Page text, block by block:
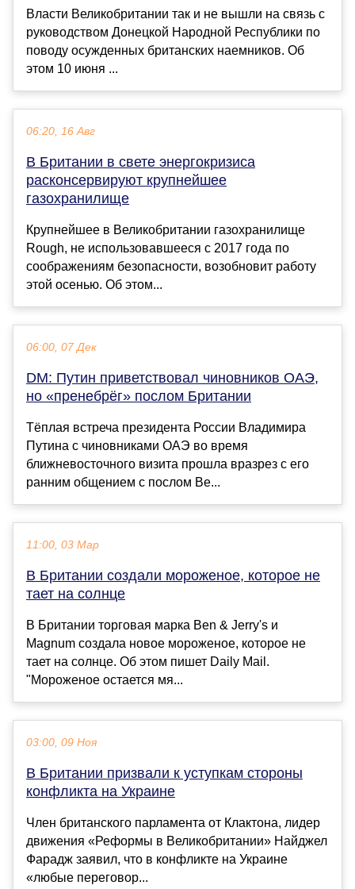
Власти Великобритании так и не вышли на связь с
руководством Донецкой Народной Республики по
поводу осужденных британских наемников. Об
этом 10 июня ...
06:20, 16 Авг
В Британии в свете энергокризиса
расконсервируют крупнейшее
газохранилище
Крупнейшее в Великобритании газохранилище
Rough, не использовавшееся с 2017 года по
соображениям безопасности, возобновит работу
этой осенью. Об этом...
06:00, 07 Дек
DM: Путин приветствовал чиновников ОАЭ,
но «пренебрёг» послом Британии
Тёплая встреча президента России Владимира
Путина с чиновниками ОАЭ во время
ближневосточного визита прошла вразрез с его
ранним общением с послом Ве...
11:00, 03 Мар
В Британии создали мороженое, которое не
тает на солнце
В Британии торговая марка Ben & Jerry's и
Magnum создала новое мороженое, которое не
тает на солнце. Об этом пишет Daily Мail.
"Мороженое остается мя...
03:00, 09 Ноя
В Британии призвали к уступкам стороны
конфликта на Украине
Член британского парламента от Клактона, лидер
движения «Реформы в Великобритании» Найджел
Фарадж заявил, что в конфликте на Украине
«любые переговор...